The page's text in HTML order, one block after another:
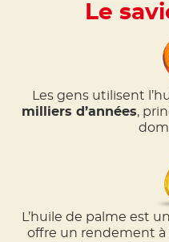
Le
Les gens utilisent
milliers d’années,
L’huile de palme est
offre un rendement à